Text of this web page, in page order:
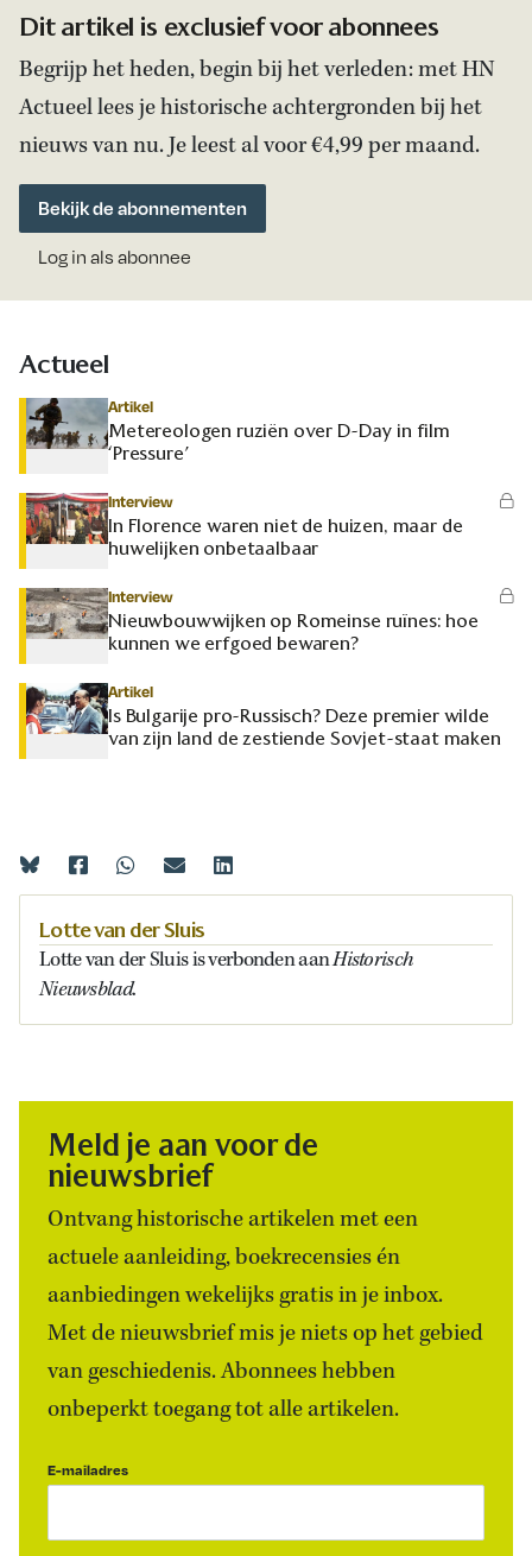
Dit artikel is exclusief voor abonnees
Begrijp het heden, begin bij het verleden: met HN
Actueel lees je historische achtergronden bij het
nieuws van nu. Je leest al voor €4,99 per maand.
Bekijk de abonnementen
Log in als abonnee
Actueel
Artikel
Metereologen ruziën over D-Day in film
‘Pressure’
Interview
In Florence waren niet de huizen, maar de
huwelijken onbetaalbaar
Interview
Nieuwbouwwijken op Romeinse ruïnes: hoe
kunnen we erfgoed bewaren?
Artikel
Is Bulgarije pro-Russisch? Deze premier wilde
van zijn land de zestiende Sovjet-staat maken
Lotte van der Sluis
Lotte van der Sluis is verbonden aanHistorisch
Nieuwsblad.
Meld je aan voor de
nieuwsbrief
Ontvang historische artikelen met een
actuele aanleiding, boekrecensies én
aanbiedingen wekelijks gratis in je inbox.
Met de nieuwsbrief mis je niets op het gebied
van geschiedenis. Abonnees hebben
onbeperkt toegang tot alle artikelen.
E-mailadres